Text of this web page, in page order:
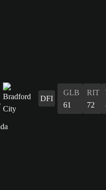
DFI
GLB
61
RIT
72